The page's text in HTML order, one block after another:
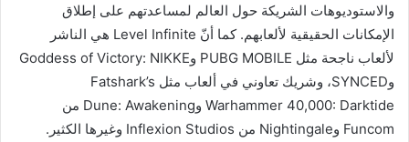
والاستوديوهات الشريكة حول العالم لمساعدتهم على إطلاق
الإمكانات الحقيقية لألعابهم. كما أنّ Level Infinite هي الناشر
لألعاب ناجحة مثل PUBG MOBILE وGoddess of Victory: NIKKE
وSYNCED، وشريك تعاوني في ألعاب مثل Fatshark’s
Warhammer 40,000: Darktide وDune: Awakening من
Funcom وNightingale من Inflexion Studios وغيرها الكثير.